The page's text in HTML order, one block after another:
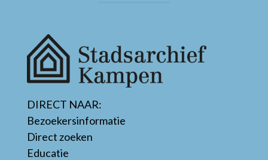
DIRECT NAAR:
Bezoekersinformatie
Direct zoeken
Educatie